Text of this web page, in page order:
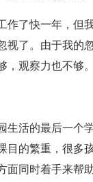
作了快一年，但
视了。由于我的
，观察力也不够
生活的最后一个
目的繁重，很多
面同时着手来帮